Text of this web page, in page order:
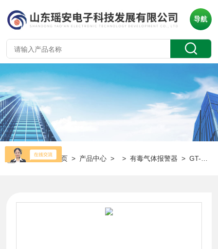
导航
当前位置：首页 > 产品中心 > >有毒气体报警器 > GT-YA-D400固定式可燃气体报警器